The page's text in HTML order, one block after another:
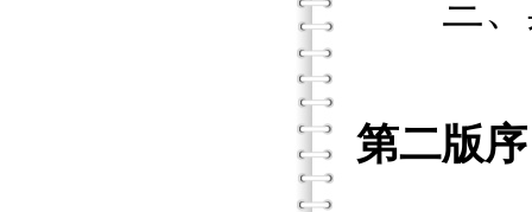
三、
第二版序